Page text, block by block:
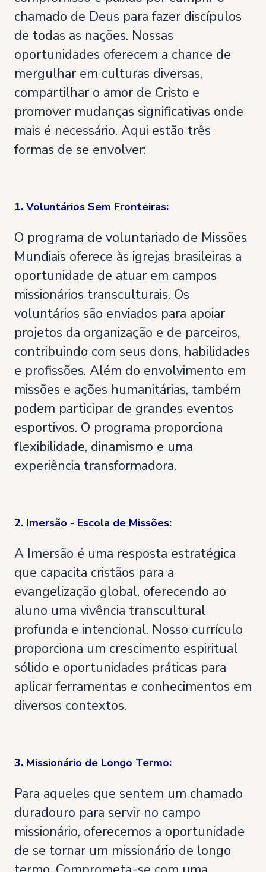
chamado de Deus para fazer discípulos
de todas as nações. Nossas
oportunidades oferecem a chance de
mergulhar em culturas diversas,
compartilhar o amor de Cristo e
promover mudanças significativas onde
mais é necessário. Aqui estão três
formas de se envolver:
1. Voluntários Sem Fronteiras:
O programa de voluntariado de Missões
Mundiais oferece às igrejas brasileiras a
oportunidade de atuar em campos
missionários transculturais. Os
voluntários são enviados para apoiar
projetos da organização e de parceiros,
contribuindo com seus dons, habilidades
e profissões. Além do envolvimento em
missões e ações humanitárias, também
podem participar de grandes eventos
esportivos. O programa proporciona
flexibilidade, dinamismo e uma
experiência transformadora.
2. Imersão - Escola de Missões:
A Imersão é uma resposta estratégica
que capacita cristãos para a
evangelização global, oferecendo ao
aluno uma vivência transcultural
profunda e intencional. Nosso currículo
proporciona um crescimento espiritual
sólido e oportunidades práticas para
aplicar ferramentas e conhecimentos em
diversos contextos.
3. Missionário de Longo Termo:
Para aqueles que sentem um chamado
duradouro para servir no campo
missionário, oferecemos a oportunidade
de se tornar um missionário de longo